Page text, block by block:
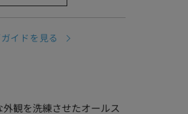
イドを見る
観を洗練させたオールス